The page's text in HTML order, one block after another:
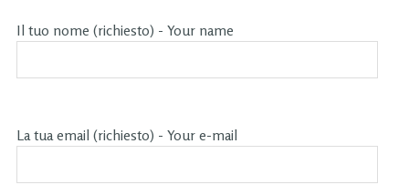
Il tuo nome (richiesto) - Your name
La tua email (richiesto) - Your e-mail